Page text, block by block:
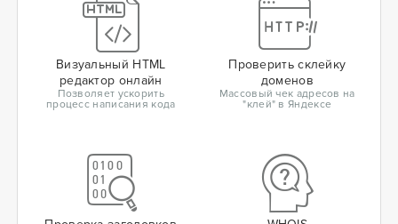
Визуальный HTML
редактор онлайн
Позволяет ускорить
процесс написания кода
Проверить склейку
доменов
Массовый чек адресов на
"клей" в Яндексе